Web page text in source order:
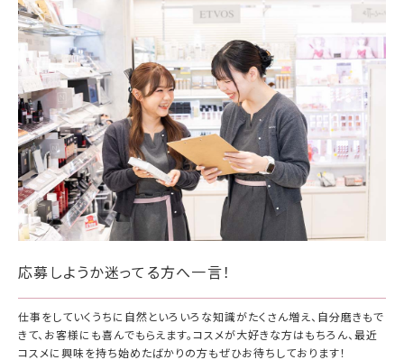
応募しようか迷ってる方へ一言！
仕事をしていくうちに自然といろいろな知識がたくさん増え、自分磨きもで
きて、お客様にも喜んでもらえます。コスメが大好きな方はもちろん、最近
コスメに興味を持ち始めたばかりの方もぜひお待ちしております！